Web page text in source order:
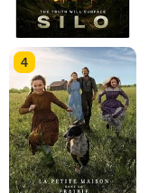
4